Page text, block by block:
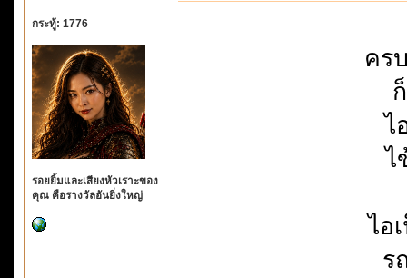
กระทู้: 1776
รอยยิ้มและเสียงหัวเราะของ
คุณ คือรางวัลอันยิ่งใหญ่
คร
ไ
ไ
ไอ
ร